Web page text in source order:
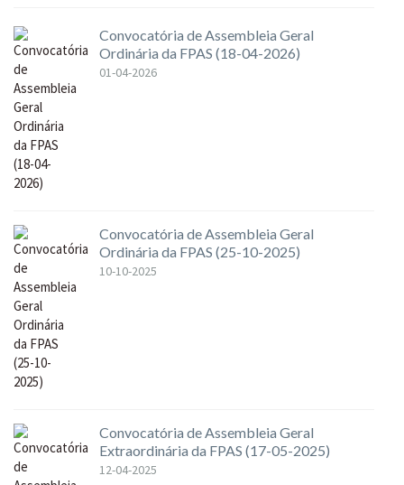
Convocatória de Assembleia Geral
Ordinária da FPAS (18-04-2026)
01-04-2026
Convocatória de Assembleia Geral
Ordinária da FPAS (25-10-2025)
10-10-2025
Convocatória de Assembleia Geral
Extraordinária da FPAS (17-05-2025)
12-04-2025